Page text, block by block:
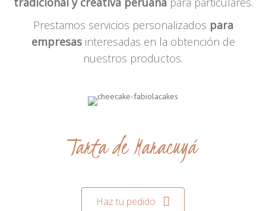
Prestamos servicios personalizados para
empresasinteresadas en la obtención de
nuestros productos.
Tarta de Maracuyá
Haz tu pedido